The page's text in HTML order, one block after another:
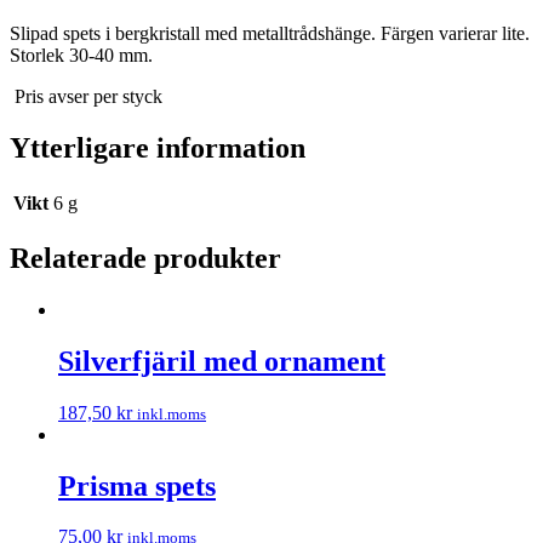
Slipad spets i bergkristall med metalltrådshänge. Färgen varierar lite.
Storlek 30-40 mm.
Pris avser per styck
Ytterligare information
Vikt 6 g
Relaterade produkter
Silverfjäril med ornament
187,50 kr inkl.moms
Prisma spets
75,00 kr inkl.moms